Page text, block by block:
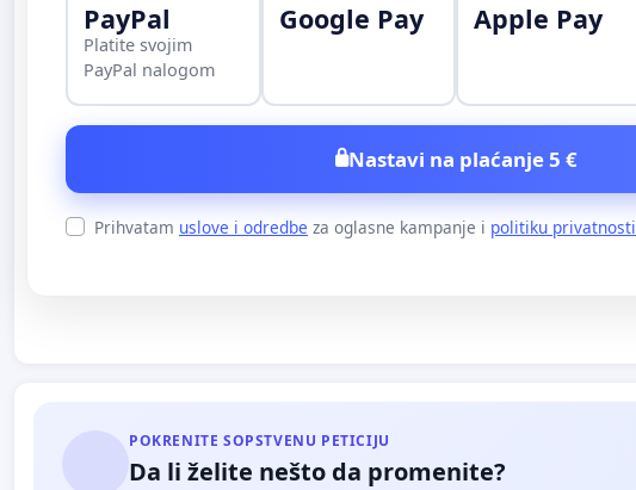
PayPal
Platite svojim
PayPal nalogom
Google Pay Apple Pay
Nastavi na plaćanje 5 €
Prihvatam uslove i odredbe za oglasne kampanje i politiku privatnosti
POKRENITE SOPSTVENU PETICIJU
Da li želite nešto da promenite?